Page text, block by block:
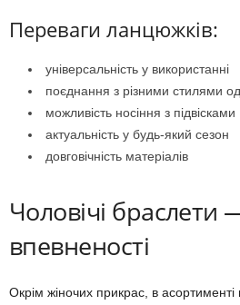
Переваги ланцюжків:
універсальність у використанні
поєднання з різними стилями
можливість носіння з підвісками
актуальність у будь-який сезон
довговічність матеріалів
Чоловічі браслети
впевненості
Окрім жіночих прикрас, в асортименті